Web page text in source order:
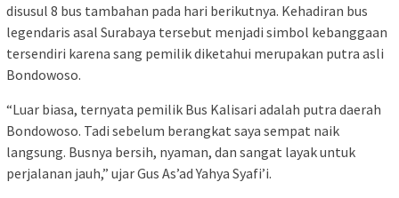
disusul 8 bus tambahan pada hari berikutnya. Kehadiran bus
legendaris asal Surabaya tersebut menjadi simbol kebanggaan
tersendiri karena sang pemilik diketahui merupakan putra asli
Bondowoso.
“Luar biasa, ternyata pemilik Bus Kalisari adalah putra daerah
Bondowoso. Tadi sebelum berangkat saya sempat naik
langsung. Busnya bersih, nyaman, dan sangat layak untuk
perjalanan jauh,” ujar Gus As’ad Yahya Syafi’i.